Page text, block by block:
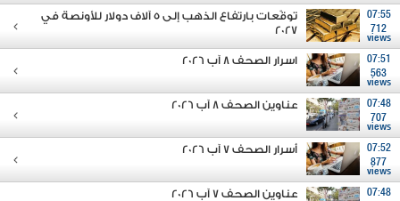
07:55
712
views
توقّعات بارتفاع الذهب إلى 5 آلاف دولار للأونصة في
2027
07:51
563
views
اسرار الصحف 8 آب 2026
07:48
707
views
عناوين الصحف 8 آب 2026
07:52
877
views
أسرار الصحف 7 آب 2026
07:48
عناوين الصحف 7 آب 2026